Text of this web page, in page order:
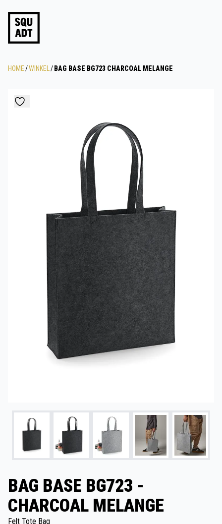
HOME/WINKEL / BAG BASE BG723 CHARCOAL MELANGE
BAG BASE BG723 -
CHARCOAL MELANGE
Felt Tote Bag